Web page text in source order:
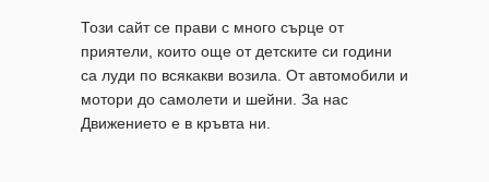
Този сайт се прави с много сърце от
приятели, които още от детските си години
са луди по всякакви возила. От автомобили и
мотори до самолети и шейни. За нас
Движението е в кръвта ни.